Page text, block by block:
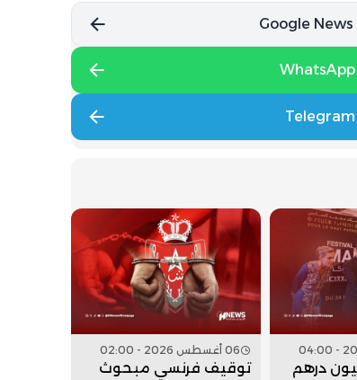
26 مليون درهم
06 أغسطس 2026 - 02:00
توقيف فرنسي مبحوث